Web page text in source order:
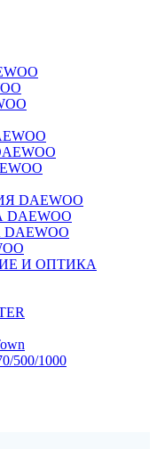
DAEWOO
И ОПТИКА
500/1000